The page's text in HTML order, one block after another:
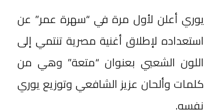
يوري أعلن لأول مرة في “سهرة عمر” عن
استعداده لإطلاق أغنية مصرية تنتمي إلى
اللون الشعبي بعنوان “متعة” وهي من
كلمات وألحان عزيز الشافعي وتوزيع يوري
نفسه.